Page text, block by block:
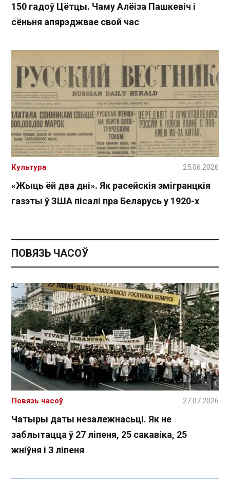
150 гадоў Цётцы. Чаму Алёіза Пашкевіч і
сёньня апярэджвае свой час
«Жыць ёй два дні». Як расейскія эмігранцкія
газэты ў ЗША пісалі пра Беларусь у 1920-х
Культура 25.06.2026
ПОВЯЗЬ ЧАСОЎ
Чатыры даты незалежнасьці. Як не
заблытацца ў 27 ліпеня, 25 сакавіка, 25
жніўня і 3 ліпеня
Повязь часоў 27.07.2026